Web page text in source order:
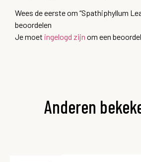
Wees de eerste om “Spathiphyllum
beoordelen
Je moet ingelogd zijn om een
Anderen